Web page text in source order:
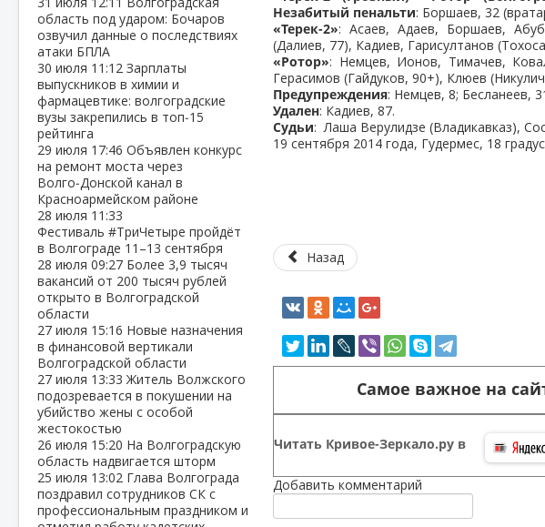
область под ударом: Бочаров
озвучил данные о последствиях
атаки БПЛА
30 июля 11:12 Зарплаты
выпускников в химии и
фармацевтике: волгоградские
вузы закрепились в топ‑15
рейтинга
29 июля 17:46 Объявлен конкурс
на ремонт моста через
Волго‑Донской канал в
Красноармейском районе
28 июля 11:33
Фестиваль #ТриЧетыре пройдёт
в Волгограде 11–13 сентября
28 июля 09:27 Более 3,9 тысяч
вакансий от 200 тысяч рублей
открыто в Волгоградской
области
27 июля 15:16 Новые назначения
в финансовой вертикали
Волгоградской области
27 июля 13:33Житель Волжского
подозревается в покушении на
убийство жены с особой
жестокостью
26 июля 15:20 На Волгоградскую
область надвигается шторм
25 июля 13:02 Глава Волгограда
поздравил сотрудников СК с
профессиональным праздником и
Незабитый пенальти: Боршаев, 32
«Терек-2»: Асаев, Адаев, Боршаев,
(Далиев, 77), Кадиев, Гарисултанов
«Ротор»: Немцев, Ионов, Тимачев,
Герасимов (Гайдуков, 90+), Клюев
Предупреждения: Немцев, 8; Бесланеев,
Удален: Кадиев, 87.
Судьи: Лаша Верулидзе (Владикавказ),
19 сентября 2014 года, Гудермес, 18
Назад
Самое важное на
Читать Кривое-Зеркало.ру в
Добавить комментарий